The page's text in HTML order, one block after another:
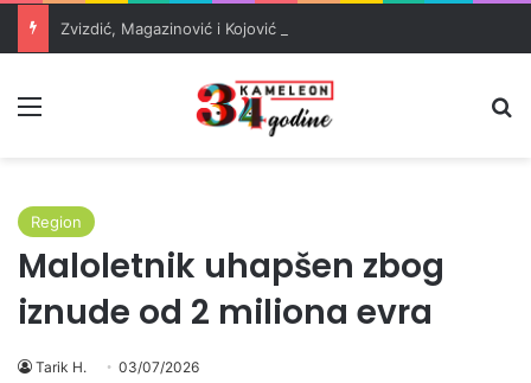
Region
Maloletnik uhapšen zbog
iznude od 2 miliona evra
Tarik H. 03/07/2026